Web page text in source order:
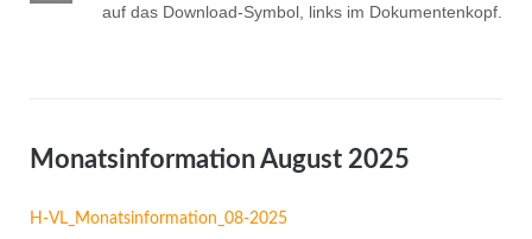
auf das Download-Symbol, links im Dokumentenkopf.
Monatsinformation August 2025
H-VL_Monatsinformation_08-2025